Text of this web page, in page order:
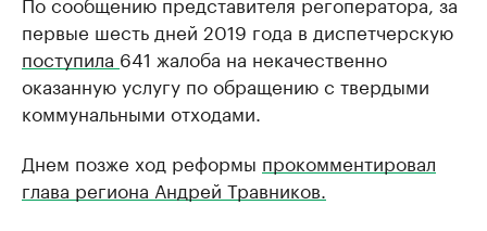
первые шесть дней 2019 года в диспетчерскую
поступила 641 жалоба на некачественно
оказанную услугу по обращению с твердыми
коммунальными отходами.
Днем позже ход реформы прокомментировал
глава региона Андрей Травников.